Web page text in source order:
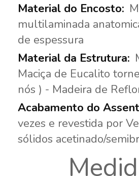
multilaminada
de espessura
Maciça de Eucalito
nós ) - Madeira de
vezes e revestida por
sólidos acetinado/